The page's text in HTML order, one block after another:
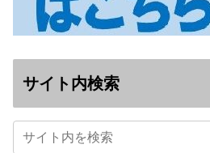
サイト内検索